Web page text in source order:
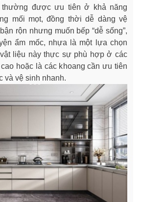
thường được ưu tiên ở khả năng
mối mọt, đồng thời dễ dàng vệ
rộn nhưng muốn bếp “dễ sống”,
ẩm mốc, nhựa là một lựa chọn
liệu này thực sự phù hợp ở các
hoặc là các khoang cần ưu tiên
và vệ sinh nhanh.